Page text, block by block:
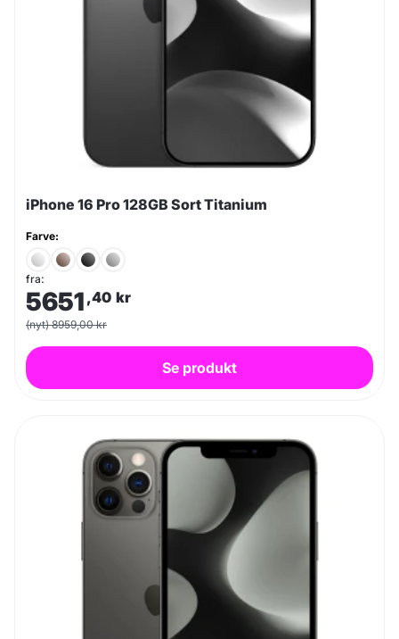
iPhone 16 Pro 128GB Sort Titanium
Farve:
fra:
5651 ,40 kr
(nyt) 8959,00 kr
Se produkt